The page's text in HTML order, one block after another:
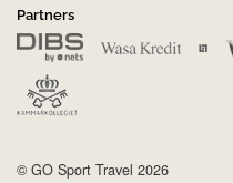
Partners
© GO Sport Travel 2026